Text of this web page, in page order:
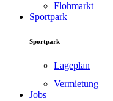
Flohmarkt
Sportpark
Sportpark
Lageplan
Vermietung
Jobs